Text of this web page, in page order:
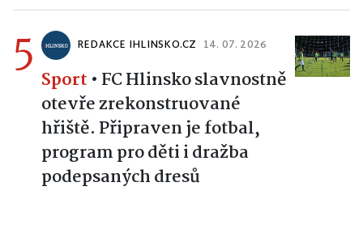
5 REDAKCE IHLINSKO.CZ 14. 07. 2026
Sport • FC Hlinsko slavnostně
otevře zrekonstruované
hřiště. Připraven je fotbal,
program pro děti i dražba
podepsaných dresů